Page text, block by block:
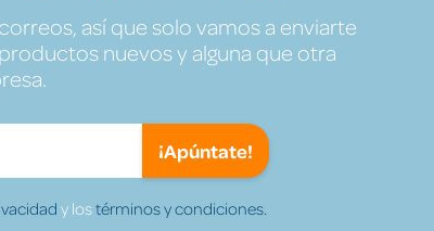
así que solo vamos a enviarte
nuevos y alguna que otra
¡Apúntate!
y lostérminos y condiciones.